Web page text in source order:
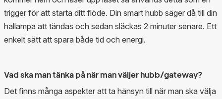
trigger för att starta ditt flöde. Din smart hubb säger då till din
hallampa att tändas och sedan släckas 2 minuter senare. Ett
enkelt sätt att spara både tid och energi.
Vad ska man tänka på när man väljer hubb/gateway?
Det finns många aspekter att ta hänsyn till när man ska välja